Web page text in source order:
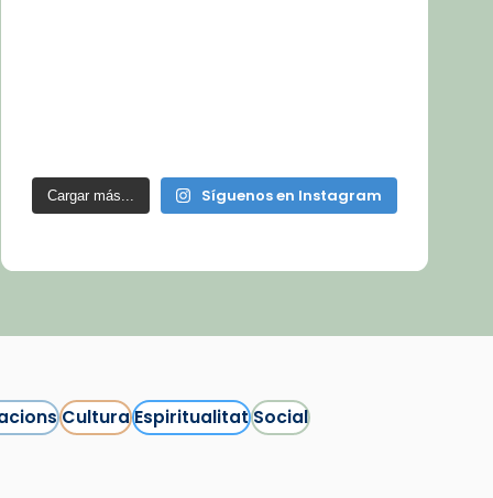
Cargar más... Síguenos en Instagram
CulturaEspiritualitatSocial